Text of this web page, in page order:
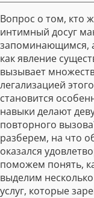
Вопрос о том, кто
интимный досуг
запоминающимся,
как явление
вызывает
легализацией
становится
навыки делают
повторного
разберем, на что
оказался
поможем понять,
выделим
услуг, которые